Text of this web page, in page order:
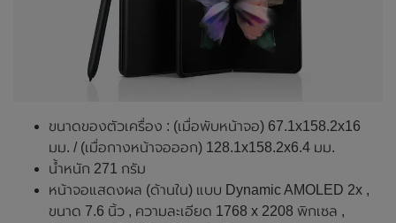
ขนาดของตัวเครื่อง : (เมื่อพับหน้าจอ) 67.1x158.2x16
มม. / (เมื่อกางหน้าจอออก) 128.1x158.2x6.4 มม.
น้ำหนัก 271 กรัม
หน้าจอแสดงผล (ด้านใน) แบบ Dynamic AMOLED 2x ,
ขนาด 7.6 นิ้ว , ความละเอียด 1768 x 2208 พิกเซล ,